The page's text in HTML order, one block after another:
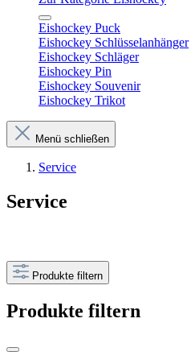
Eishockey Puck
Eishockey Schlüsselanhänger
Eishockey Schläger
Eishockey Pin
Eishockey Souvenir
Eishockey Trikot
Menü schließen
Service
Service
Produkte filtern
Produkte filtern